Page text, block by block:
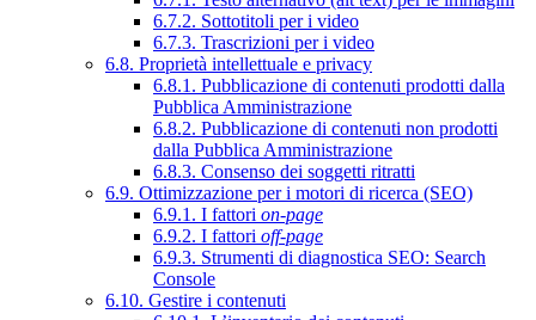
6.7.2. Sottotitoli per i video
6.7.3. Trascrizioni per i video
6.8. Proprietà intellettuale e privacy
6.8.1. Pubblicazione di contenuti prodotti dalla
Pubblica Amministrazione
6.8.2. Pubblicazione di contenuti non prodotti
dalla Pubblica Amministrazione
6.8.3. Consenso dei soggetti ritratti
6.9. Ottimizzazione per i motori di ricerca (SEO)
6.9.1. I fattori on-page
6.9.2. I fattori off-page
6.9.3. Strumenti di diagnostica SEO: Search
Console
6.10. Gestire i contenuti